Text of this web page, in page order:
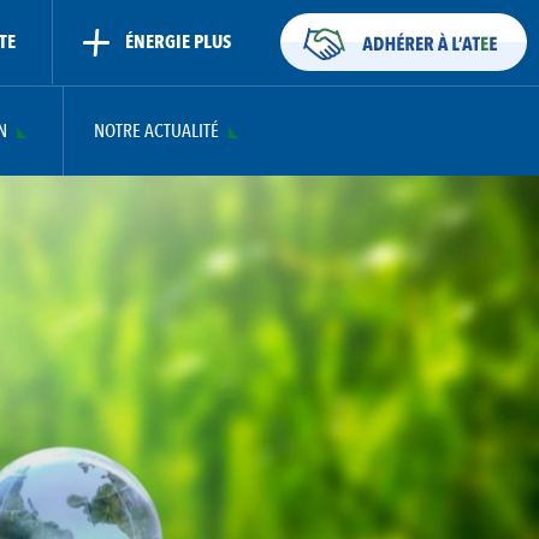
ÉNERGIE PLUS
NOTRE ACTUALITÉ